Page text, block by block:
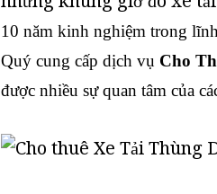
10 năm kinh nghiệm trong
Quý cung cấp dịch vụ Cho
được nhiều sự quan tâm của